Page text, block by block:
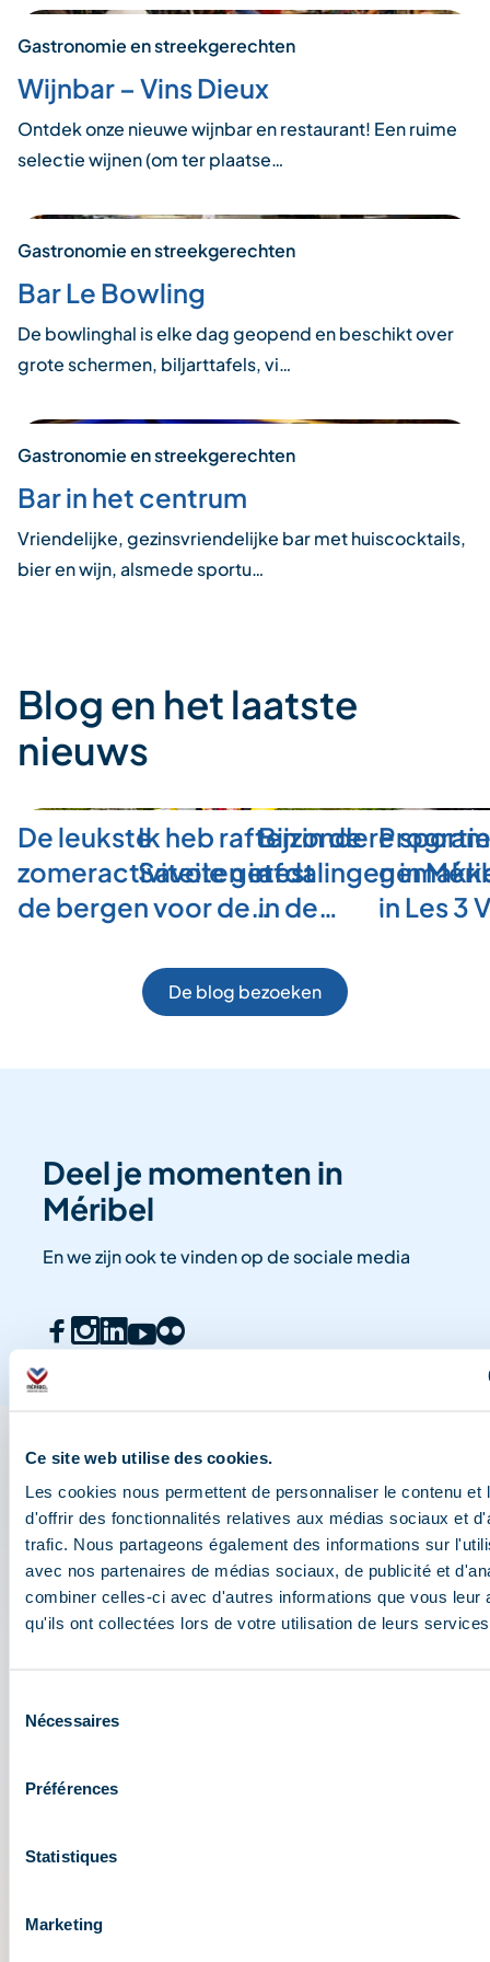
Ce site web utilise des cookies.
Les cookies nous permettent de personnaliser le contenu et
d'offrir des fonctionnalités relatives aux médias sociaux et
trafic. Nous partageons également des informations sur
avec nos partenaires de médias sociaux, de publicité et
combiner celles-ci avec d'autres informations que vous leur
qu'ils ont collectées lors de votre utilisation de leurs
Nécessaires
Préférences
Statistiques
Marketing
Gastronomie en streekgerechten
Wijnbar – Vins Dieux
Ontdek onze nieuwe wijnbar en restaurant! Een ruime
selectie wijnen (om ter plaatse…
Gastronomie en streekgerechten
Bar Le Bowling
De bowlinghal is elke dag geopend en beschikt over
grote schermen, biljarttafels, vi…
Gastronomie en streekgerechten
Bar in het centrum
Vriendelijke, gezinsvriendelijke bar met huiscocktails,
bier en wijn, alsmede sportu…
Blog en het laatste
nieuws
De leukste
zomeractiviteiten in
de bergen voor de…
Ik heb raften in de
Savoie getest
Bijzondere
afdalingen in
in de…
in Les 3
De blog bezoeken
Deel je momenten in
Méribel
En we zijn ook te vinden op de sociale media
De app 3 Vallées: uw reis
wizard
Toegang tot alle live functionaliteiten van het
skioord: plattegrond, evenementen, activiteiten,
restaurants, pendelbussen, parkeerplaatsen.
weersvooruitzichten, webcams, skipassen....